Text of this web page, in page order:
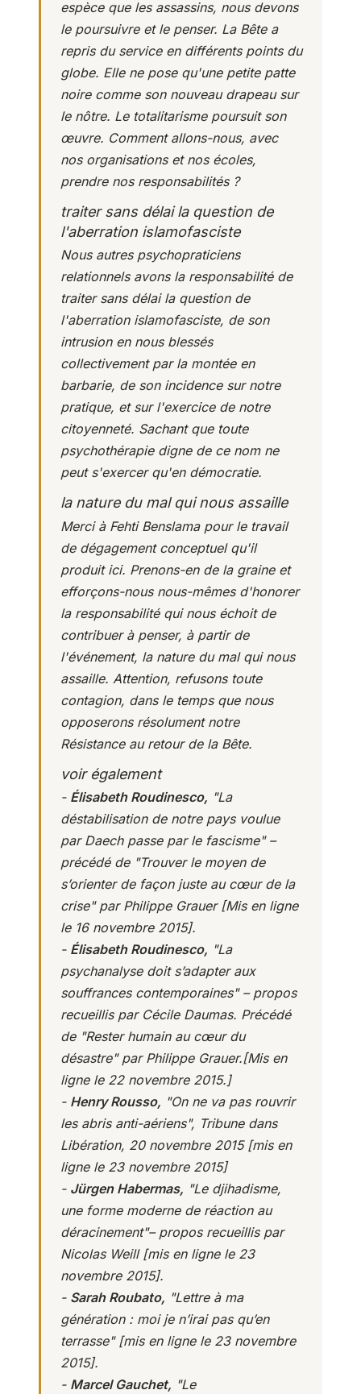
espèce que les assassins, nous devons
le poursuivre et le penser. La Bête a
repris du service en différents points du
globe. Elle ne pose qu'une petite patte
noire comme son nouveau drapeau sur
le nôtre. Le totalitarisme poursuit son
œuvre. Comment allons-nous, avec
nos organisations et nos écoles,
prendre nos responsabilités ?
traiter sans délai la question de
l'aberration islamofasciste
Nous autres psychopraticiens
relationnelsavons la responsabilité de
traiter sans délai la question de
l'aberration islamofasciste, de son
intrusion en nous blessés
collectivement par la montée en
barbarie, de son incidence sur notre
pratique, et sur l'exercice de notre
citoyenneté. Sachant que toute
psychothérapie digne de ce nom ne
peut s'exercer qu'en démocratie.
la nature du mal qui nous assaille
Merci à Fehti Benslama pour le travail
de dégagement conceptuel qu'il
produit ici. Prenons-en de la graine et
efforçons-nous nous-mêmes d'honorer
la responsabilité qui nous échoit de
contribuer à penser, à partir de
l'événement, la nature du mal qui nous
assaille. Attention, refusons toute
contagion, dans le temps que nous
opposerons résolument notre
Résistance au retour de la Bête.
voir également
- Élisabeth Roudinesco, "La
déstabilisation de notre pays voulue
par Daech passe par le fascisme"–
précédé de "Trouver le moyen de
s’orienter de façon juste au cœur de la
crise" par Philippe Grauer [Mis en ligne
le 16 novembre 2015].
- Élisabeth Roudinesco, "La
psychanalyse doit s’adapter aux
souffrances contemporaines"– propos
recueillis par Cécile Daumas. Précédé
de "Rester humain au cœur du
désastre" par Philippe Grauer.[Mis en
ligne le 22 novembre 2015.]
- Henry Rousso, "On ne va pas rouvrir
les abris anti-aériens", Tribune dans
Libération, 20 novembre 2015 [mis en
ligne le 23 novembre 2015]
- Jürgen Habermas, "Le djihadisme,
une forme moderne de réaction au
déracinement"– propos recueillis par
Nicolas Weill[mis en ligne le 23
novembre 2015].
- Sarah Roubato, "Lettre à ma
génération : moi je n’irai pas qu’en
terrasse"[mis en ligne le 23 novembre
2015].
- Marcel Gauchet, "Le